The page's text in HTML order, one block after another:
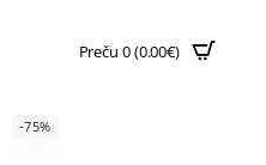
Preču 0 (0.00€)
-75%